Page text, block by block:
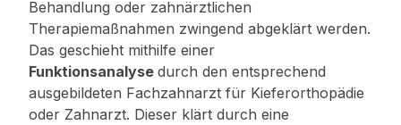
Behandlung oder zahnärztlichen
Therapiemaßnahmen zwingend abgeklärt werden.
Das geschieht mithilfe einer
Funktionsanalyse durch den entsprechend
ausgebildeten Fachzahnarzt für Kieferorthopädie
oder Zahnarzt. Dieser klärt durch eine